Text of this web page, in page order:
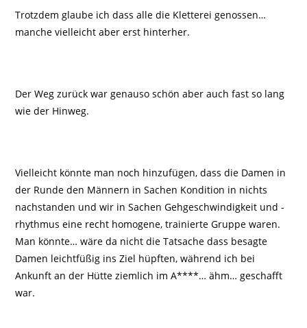
Trotzdem glaube ich dass alle die Kletterei genossen…
manche vielleicht aber erst hinterher.
Der Weg zurück war genauso schön aber auch fast so lang
wie der Hinweg.
Vielleicht könnte man noch hinzufügen, dass die Damen in
der Runde den Männern in Sachen Kondition in nichts
nachstanden und wir in Sachen Gehgeschwindigkeit und -
rhythmus eine recht homogene, trainierte Gruppe waren.
Man könnte… wäre da nicht die Tatsache dass besagte
Damen leichtfüßig ins Ziel hüpften, während ich bei
Ankunft an der Hütte ziemlich im A****… ähm… geschafft
war.